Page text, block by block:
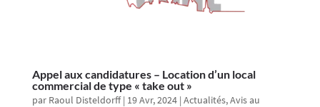
Appel aux candidatures – Location d’un local
commercial de type « take out »
par Raoul Disteldorff| 19 Avr, 2024| Actualités,Avis au